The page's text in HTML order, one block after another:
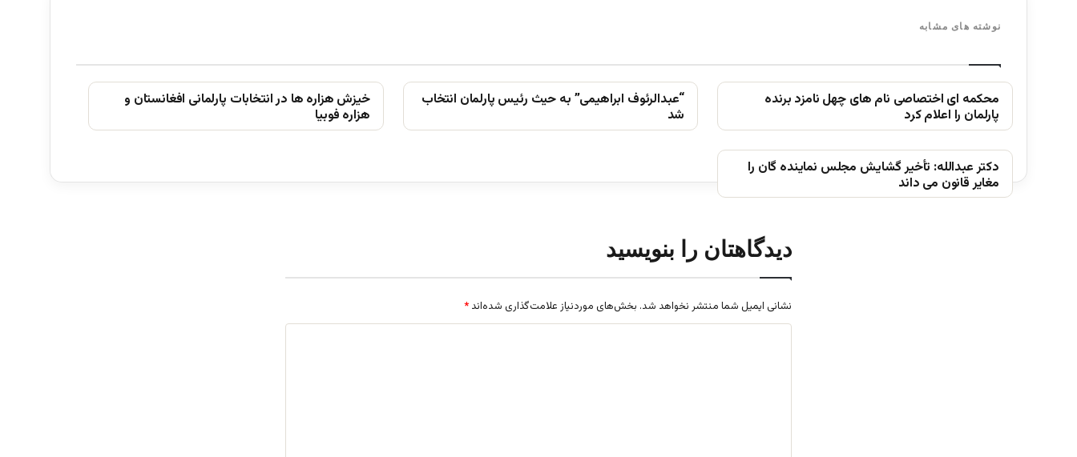
نوشته های مشابه
محکمه ای اختصاصی نام های چهل نامزد برنده
پارلمان را اعلام کرد
“عبدالرئوف ابراهیمی” به حیث رئیس پارلمان انتخاب
شد
خیزش ھزاره ھا در انتخابات پارلمانی افغانستان و
ھزاره فوبیا
دکتر عبدالله: تأخیر گشایش مجلس نماینده گان را
مغایر قانون می داند
دیدگاهتان را بنویسید
نشانی ایمیل شما منتشر نخواهد شد. بخش‌های موردنیاز علامت‌گذاری شده‌اند *